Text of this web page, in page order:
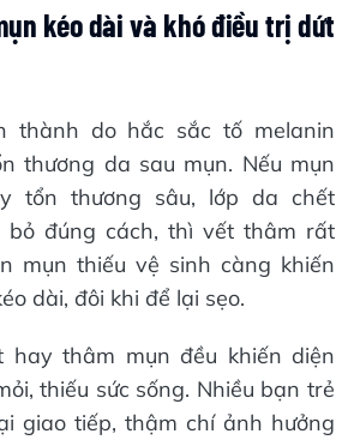
kéo dài và khó điều trị dứt
thành do hắc sắc tố melanin
thương da sau mụn. Nếu mụn
tổn thương sâu, lớp da chết
bỏ đúng cách, thì vết thâm rất
mụn thiếu vệ sinh càng khiến
dài, đôi khi để lại sẹo.
hay thâm mụn đều khiến diện
thiếu sức sống. Nhiều bạn trẻ
giao tiếp, thậm chí ảnh hưởng